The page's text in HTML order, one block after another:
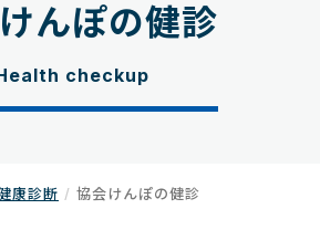
んぽの健診
checkup
康診断 協会けんぽの健診